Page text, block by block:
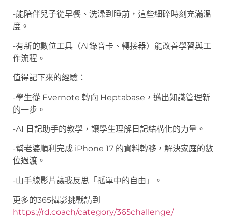
-能陪伴兒子從早餐、洗澡到睡前，這些細碎時刻充滿溫
度。
-有新的數位工具（AI錄音卡、轉接器）能改善學習與工
作流程。
值得記下來的經驗：
-學生從 Evernote 轉向 Heptabase，邁出知識管理新
的一步。
-AI 日記助手的教學，讓學生理解日記結構化的力量。
-幫老婆順利完成 iPhone 17 的資料轉移，解決家庭的數
位過渡。
-山手線影片讓我反思「孤單中的自由」。
更多的365攝影挑戰請到
https://rd.coach/category/365challenge/